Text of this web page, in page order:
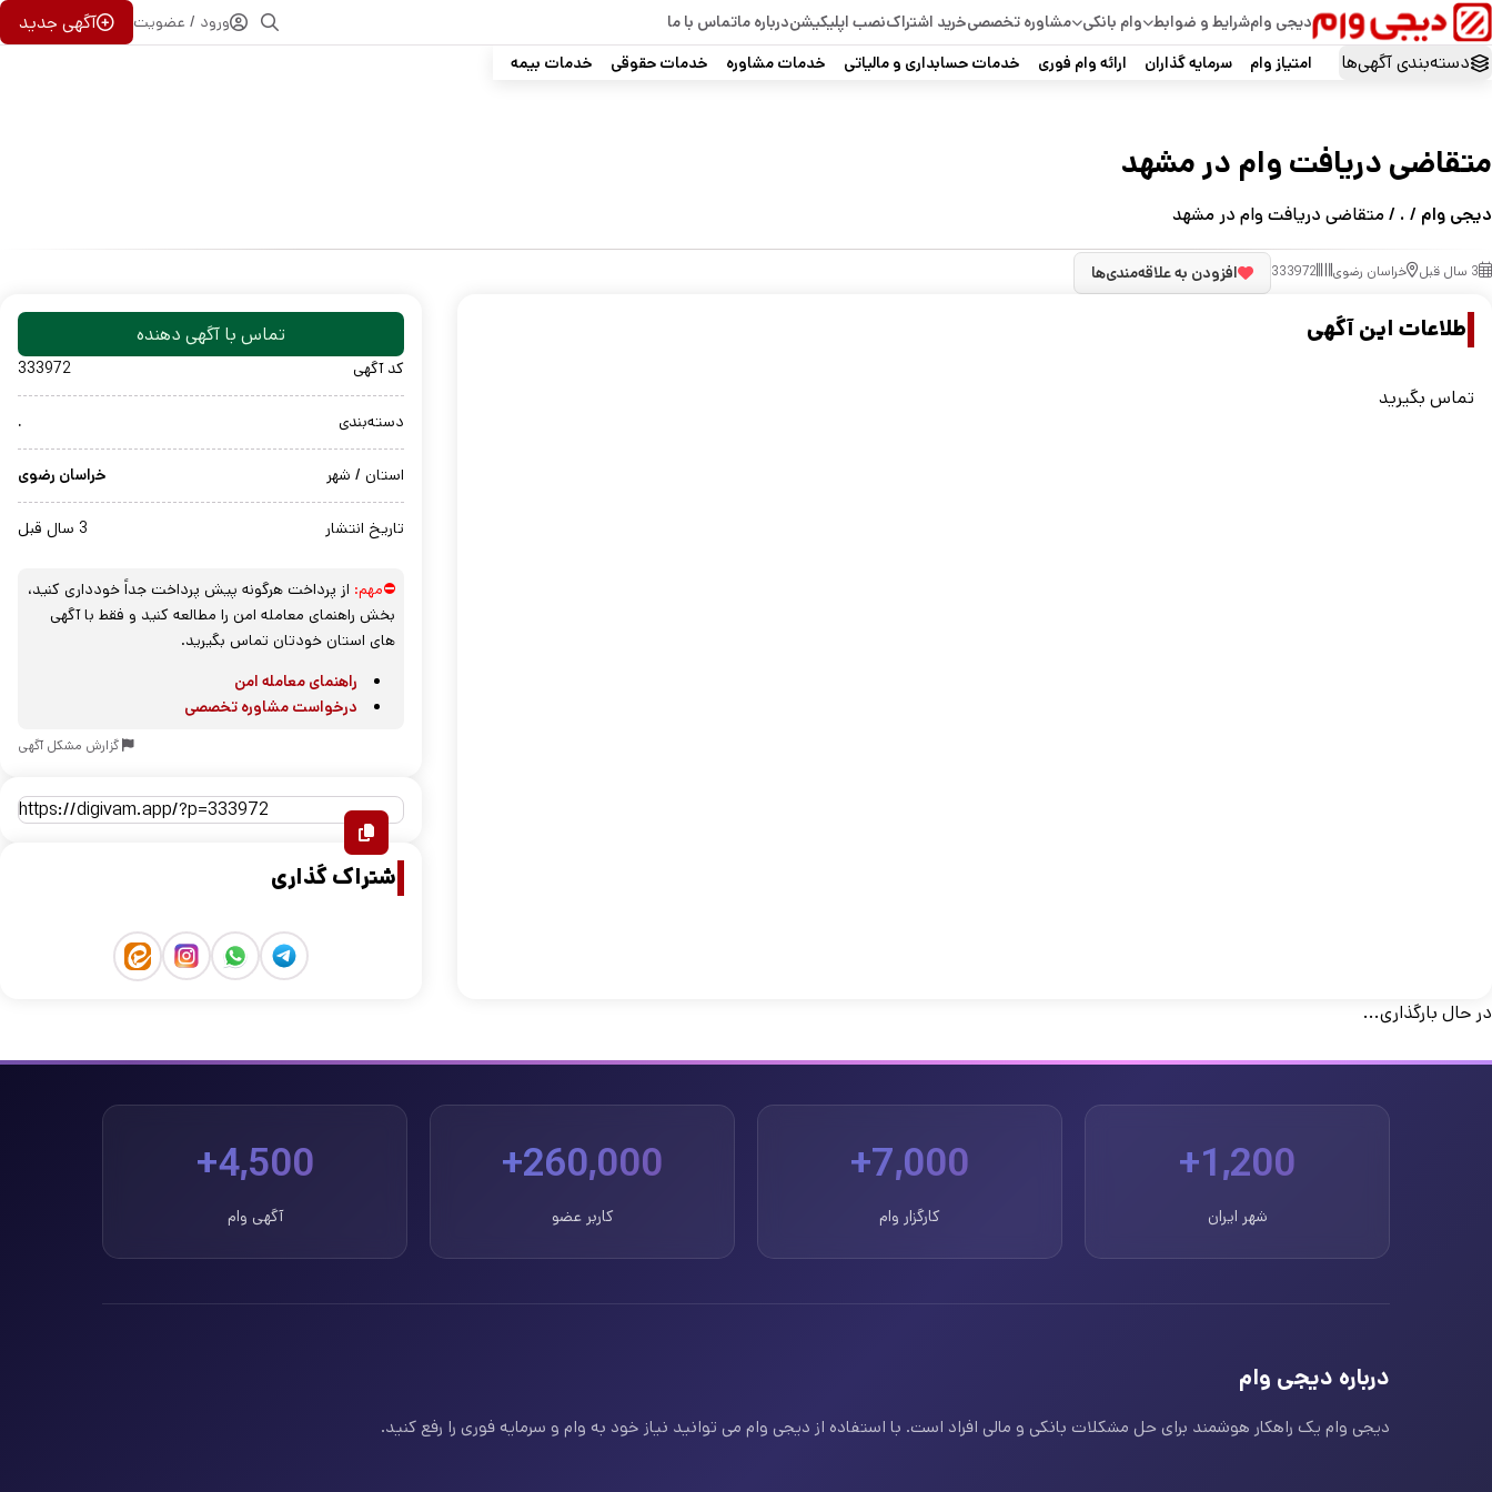
دیجی وامشرایط و ضوابط وام بانکی مشاوره تخصصیخرید اشتراکنصب اپلیکیشندرباره ماتماس با ما ورود / عضویت
آگهی جدید
دسته‌بندی آگهی‌ها
امتیاز وام سرمایه گذاران ارائه وام فوری خدمات حسابداری و مالیاتی خدمات مشاوره خدمات حقوقی خدمات بیمه
متقاضی دریافت وام در مشهد
دیجی وام /
. / متقاضی دریافت وام در مشهد
3 سال قبل خراسان رضوی 333972 افزودن به علاقه‌مندی‌ها
اطلاعات این آگهی
تماس بگیرید
تماس با آگهی دهنده
کد آگهی 333972
دسته‌بندی .
استان / شهر خراسان رضوی
تاریخ انتشار 3 سال قبل
⛔مهم: از پرداخت هرگونه پیش پرداخت جداً خودداری کنید،
بخش راهنمای معامله امن را مطالعه کنید و فقط با آگهی
های استان خودتان تماس بگیرید.
راهنمای معامله امن
درخواست مشاوره تخصصی
گزارش مشکل آگهی
اشتراک گذاری
در حال بارگذاری...
1,200+
شهر ایران
7,000+
کارگزار وام
260,000+
کاربر عضو
4,500+
آگهی وام
درباره دیجی وام
دیجی وام یک راهکار هوشمند برای حل مشکلات بانکی و مالی افراد است. با استفاده از دیجی وام می توانید نیاز خود به وام و سرمایه فوری را رفع کنید.